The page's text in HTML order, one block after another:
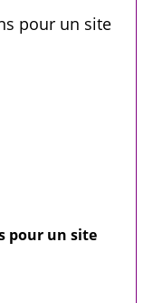
pour un site